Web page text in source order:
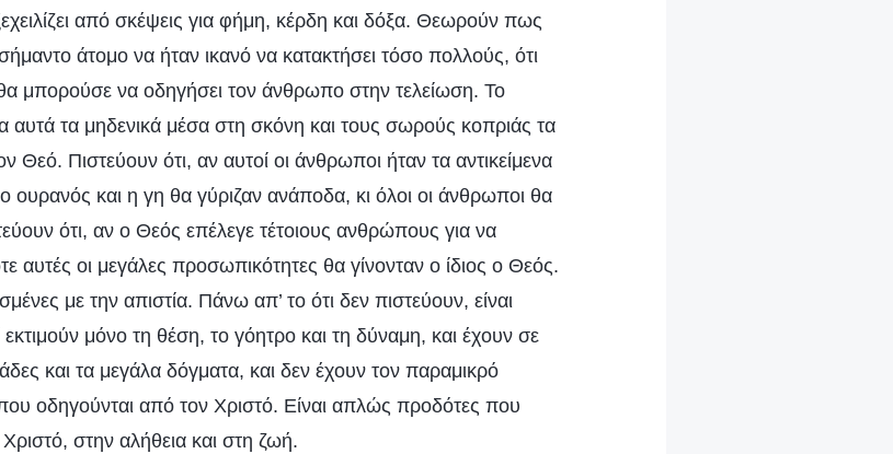
από σκέψεις για φήμη, κέρδη και δόξα. Θεωρούν πως
άτομο να ήταν ικανό να κατακτήσει τόσο πολλούς, ότι
μπορούσε να οδηγήσει τον άνθρωπο στην τελείωση. Το
αυτά τα μηδενικά μέσα στη σκόνη και τους σωρούς κοπριάς τα
Θεό. Πιστεύουν ότι, αν αυτοί οι άνθρωποι ήταν τα αντικείμενα
ουρανός και η γη θα γύριζαν ανάποδα, κι όλοι οι άνθρωποι θα
ότι, αν ο Θεός επέλεγε τέτοιους ανθρώπους για να
αυτές οι μεγάλες προσωπικότητες θα γίνονταν ο ίδιος ο Θεός.
με την απιστία. Πάνω απ’ το ότι δεν πιστεύουν, είναι
μόνο τη θέση, το γόητρο και τη δύναμη, και έχουν σε
και τα μεγάλα δόγματα, και δεν έχουν τον παραμικρό
οδηγούνται από τον Χριστό. Είναι απλώς προδότες που
στην αλήθεια και στη ζωή.